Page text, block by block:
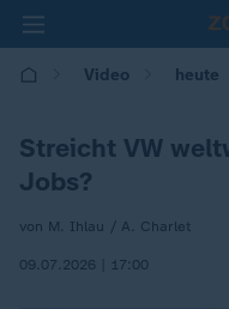
Video heute
Streicht VW
Jobs?
von M. Ihlau / A. Charlet
09.07.2026 | 17:00